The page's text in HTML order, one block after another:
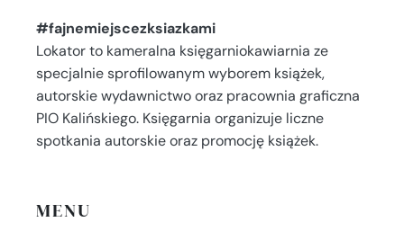
#fajnemiejscezksiazkami
Lokator to kameralna księgarniokawiarnia ze
specjalnie sprofilowanym wyborem książek,
autorskie wydawnictwo oraz pracownia graficzna
PIO Kalińskiego. Księgarnia organizuje liczne
spotkania autorskie oraz promocję książek.
MENU